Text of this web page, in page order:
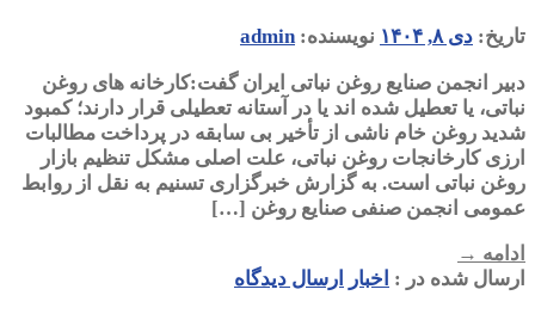
تاریخ: دی ۸, ۱۴۰۴ نویسنده:admin
دبیر انجمن صنایع روغن نباتی ایران گفت:کارخانه های روغن
نباتی، یا تعطیل شده اند یا در آستانه تعطیلی قرار دارند؛ کمبود
شدید روغن خام ناشی از تأخیر بی سابقه در پرداخت مطالبات
ارزی کارخانجات روغن نباتی، علت اصلی مشکل تنظیم بازار
روغن نباتی است. به گزارش خبرگزاری تسنیم به نقل از روابط
عمومی انجمن صنفی صنایع روغن […]
ادامه →
ارسال شده در : اخبار ارسال دیدگاه